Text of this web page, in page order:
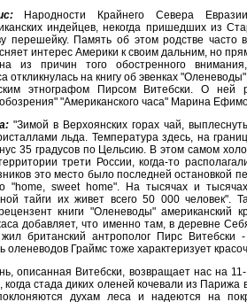
Народности Крайнего Севера
индейцев, некогда пришедших из
перешейку. Память об этом родстве часто
интерес Америки к своим дальним, но
из причин того обостренного
откликнулась на книгу об эвенках
этнографом Пирсом Витебски. О ней
"Американского часа" Марина
"Зимой в Верхоянских горах чай,
льда. Температура здесь, на
35 градусов по Цельсию. В этом самом
трети России, когда-то
это место было последней остановкой
"home, sweet home". На тысячах и
тайги их живет всего 50 000 человек".
книги "Оленеводы" американский
добавляет, что именно там, в деревне
британский антрополог Пирс Витебски -
Граймс тоже характеризует
описанная Витебски, возвращает нас на
когда стада диких оленей кочевали из Парижа
духам леса и надеются на